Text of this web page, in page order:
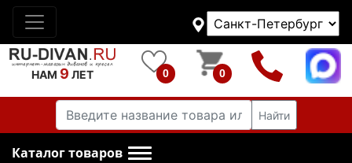
НАМ 9 ЛЕТ 0 0
Найти
Каталог товаров